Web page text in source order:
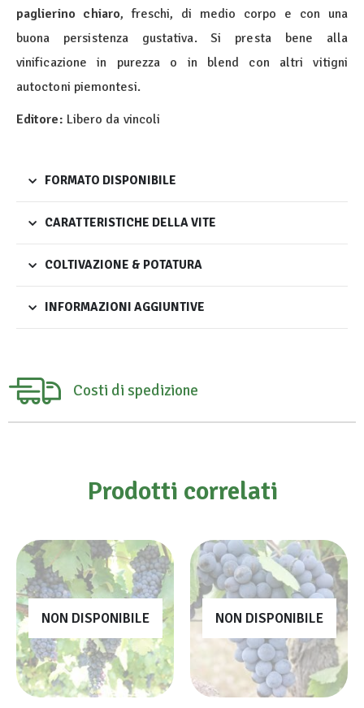
paglierino chiaro, freschi, di medio corpo e con una
buona persistenza gustativa. Si presta bene alla
vinificazione in purezza o in blend con altri vitigni
autoctoni piemontesi.
Editore: Libero da vincoli
FORMATO DISPONIBILE
CARATTERISTICHE DELLA VITE
COLTIVAZIONE & POTATURA
INFORMAZIONI AGGIUNTIVE
Costi di spedizione
Prodotti correlati
NON DISPONIBILE NON DISPONIBILE